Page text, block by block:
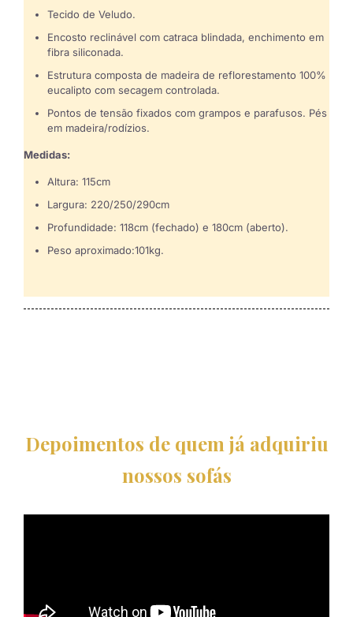
Tecido de Veludo.
Encosto reclinável com catraca blindada, enchimento em
fibra siliconada.
Estrutura composta de madeira de reflorestamento 100%
eucalipto com secagem controlada.
Pontos de tensão fixados com grampos e parafusos. Pés
em madeira/rodízios.
Medidas:
Altura: 115cm
Largura: 220/250/290cm
Profundidade: 118cm (fechado) e 180cm (aberto).
Peso aproximado:101kg.
Depoimentos de quem já adquiriu
nossos sofás